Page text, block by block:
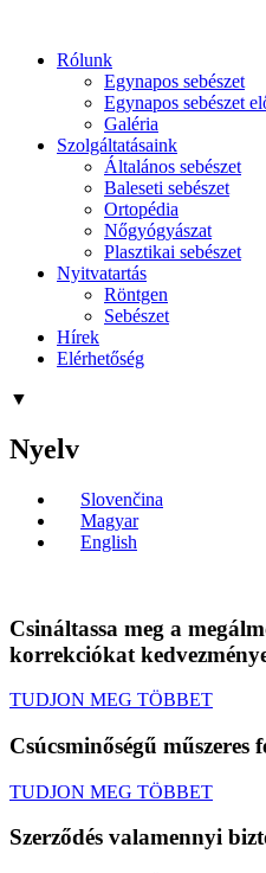
Rólunk
Egynapos sebészet
Egynapos sebészet
Galéria
Szolgáltatásaink
Általános sebészet
Baleseti sebészet
Ortopédia
Nőgyógyászat
Plasztikai sebészet
Nyitvatartás
Röntgen
Sebészet
Hírek
Elérhetőség
▼
Nyelv
Slovenčina
Magyar
English
Csináltassa meg a
korrekciókat
TUDJON MEG TÖBBET
Csúcsminőségű műszeres
TUDJON MEG TÖBBET
Szerződés valamennyi